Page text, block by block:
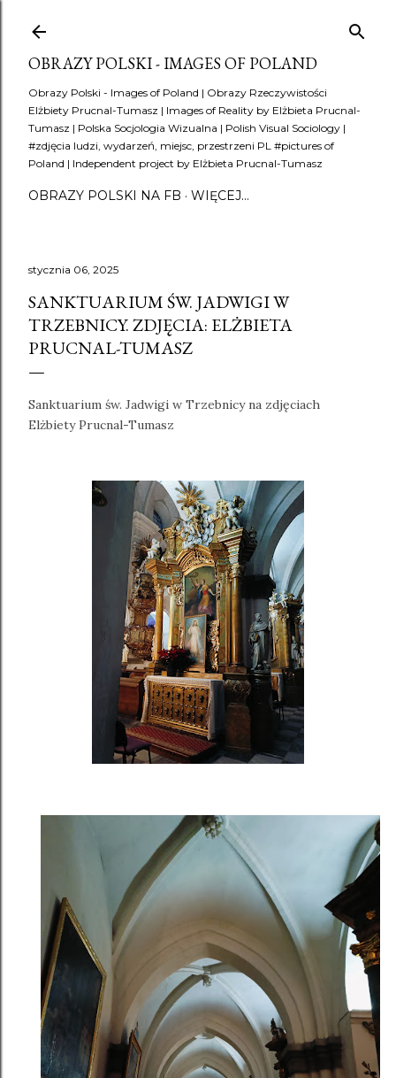
OBRAZY POLSKI - IMAGES OF POLAND
Obrazy Polski - Images of Poland | Obrazy Rzeczywistości
Elżbiety Prucnal-Tumasz | Images of Reality by Elżbieta Prucnal-
Tumasz | Polska Socjologia Wizualna | Polish Visual Sociology |
#zdjęcia ludzi, wydarzeń, miejsc, przestrzeni PL #pictures of
Poland | Independent project by Elżbieta Prucnal-Tumasz
OBRAZY POLSKI NA FB WIĘCEJ…
stycznia 06, 2025
SANKTUARIUM ŚW. JADWIGI W
TRZEBNICY. ZDJĘCIA: ELŻBIETA
PRUCNAL-TUMASZ
Sanktuarium św. Jadwigi w Trzebnicy na zdjęciach
Elżbiety Prucnal-Tumasz